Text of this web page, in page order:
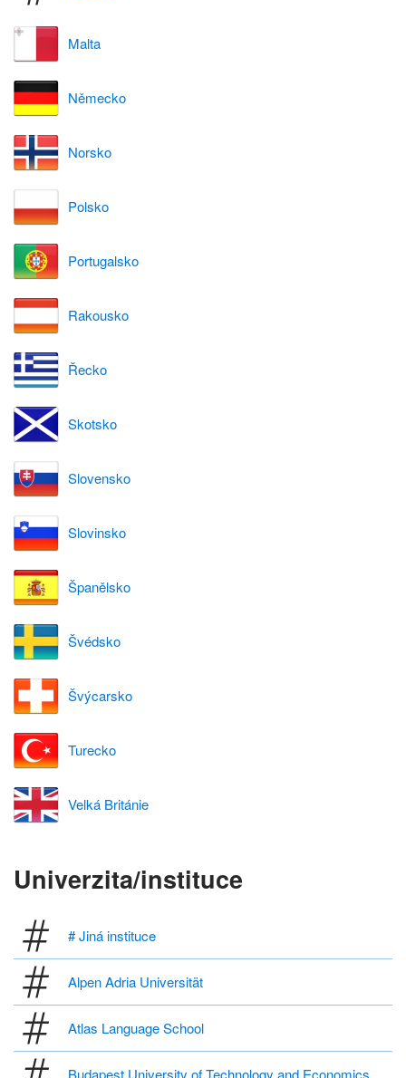
Malta
Německo
Norsko
Polsko
Portugalsko
Rakousko
Řecko
Skotsko
Slovensko
Slovinsko
Španělsko
Švédsko
Švýcarsko
Turecko
Velká Británie
Univerzita/instituce
# Jiná instituce
Alpen Adria Universität
Atlas Language School
Budapest University of Technology and Economics